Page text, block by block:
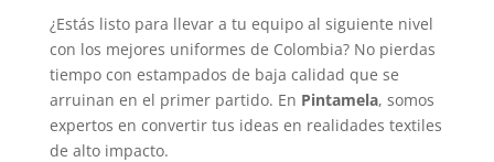
¿Estás listo para llevar a tu equipo al siguiente nivel
con los mejores uniformes de Colombia? No pierdas
tiempo con estampados de baja calidad que se
arruinan en el primer partido. En Pintamela, somos
expertos en convertir tus ideas en realidades textiles
de alto impacto.